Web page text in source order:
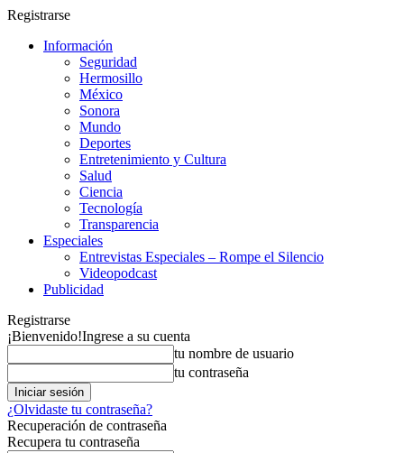
Registrarse
Información
Seguridad
Hermosillo
México
Sonora
Mundo
Deportes
Entretenimiento y Cultura
Salud
Ciencia
Tecnología
Transparencia
Especiales
Entrevistas Especiales – Rompe el Silencio
Videopodcast
Publicidad
Registrarse
¡Bienvenido!Ingrese a su cuenta
tu nombre de usuario
tu contraseña
¿Olvidaste tu contraseña?
Recuperación de contraseña
Recupera tu contraseña